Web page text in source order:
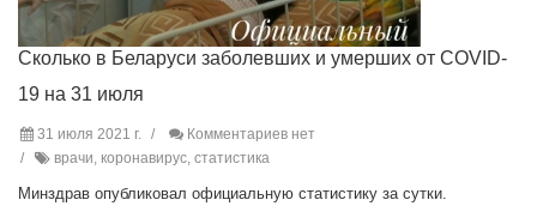
Сколько в Беларуси заболевших и умерших от COVID-
19 на 31 июля
31 июля 2021 г.
Комментариев нет
врачи, коронавирус, статистика
Минздрав опубликовал официальную статистику за сутки.